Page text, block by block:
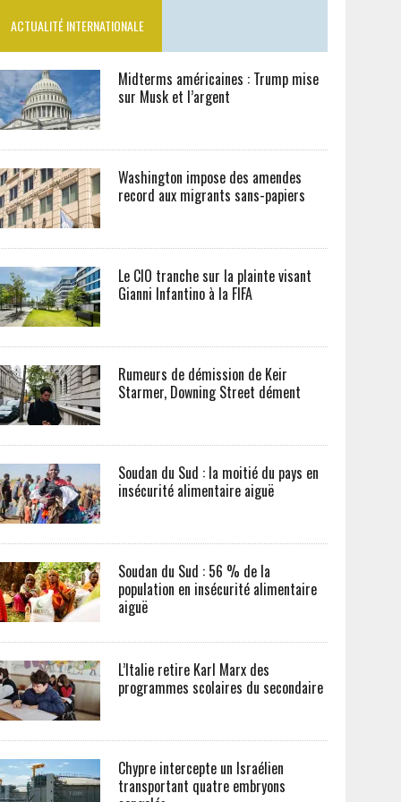
ACTUALITÉ INTERNATIONALE
Midterms américaines : Trump mise
sur Musk et l’argent
Washington impose des amendes
record aux migrants sans-papiers
Le CIO tranche sur la plainte visant
Gianni Infantino à la FIFA
Rumeurs de démission de Keir
Starmer, Downing Street dément
Soudan du Sud : la moitié du pays en
insécurité alimentaire aiguë
Soudan du Sud : 56 % de la
population en insécurité alimentaire
aiguë
L’Italie retire Karl Marx des
programmes scolaires du secondaire
Chypre intercepte un Israélien
transportant quatre embryons